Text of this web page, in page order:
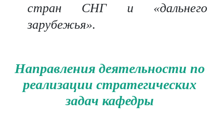
стран СНГ и «дальнего
зарубежья».
Направления деятельности по
реализации стратегических
задач кафедры